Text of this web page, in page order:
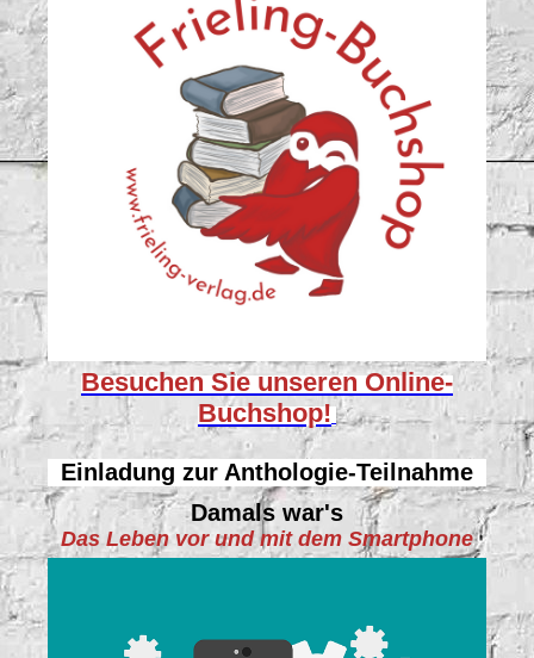
Besuchen Sie unserenOnline-
Buchshop!
Einladung zur Anthologie-Teilnahme
Damals war's
Das Leben vor und mit dem Smartphone